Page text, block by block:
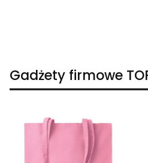
Gadżety firmowe